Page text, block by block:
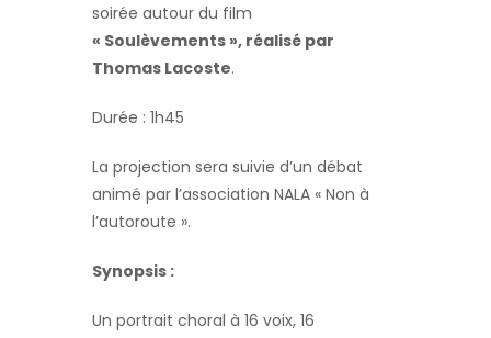
soirée autour du film
« Soulèvements », réalisé par
Thomas Lacoste.
Durée : 1h45
La projection sera suivie d’un débat
animé par l’association NALA « Non à
l’autoroute ».
Synopsis :
Un portrait choral à 16 voix, 16